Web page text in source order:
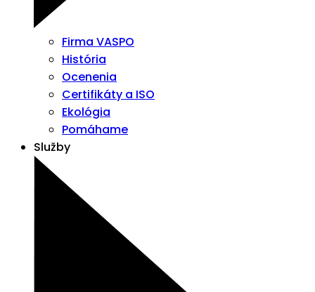
Firma VASPO
História
Ocenenia
Certifikáty a ISO
Ekológia
Pomáhame
Služby